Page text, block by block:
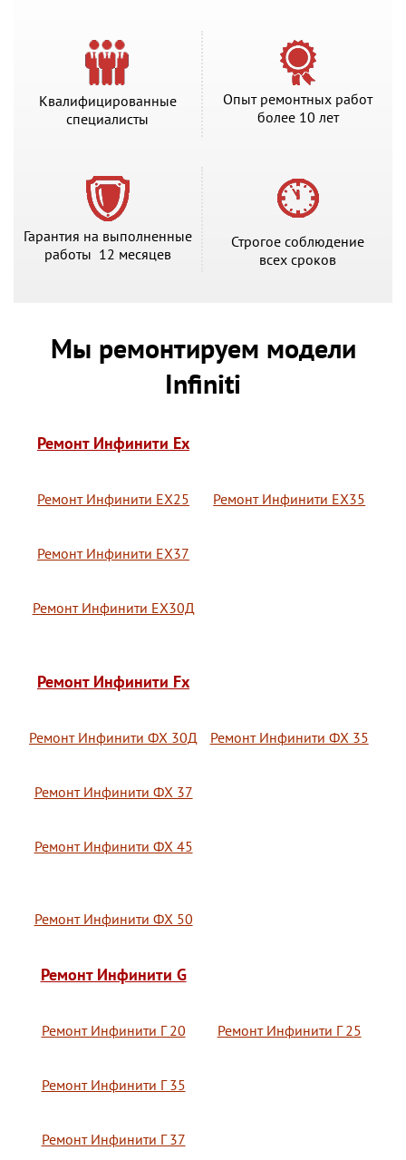
Квалифицированные
специалисты
Опыт ремонтных работ
более 10 лет
Гарантия на выполненные
работы 12 месяцев
Строгое соблюдение
всех сроков
Мы ремонтируем модели
Infiniti
Ремонт Инфинити Ex
Ремонт Инфинити ЕХ25 Ремонт Инфинити ЕХ35
Ремонт Инфинити ЕХ37
Ремонт Инфинити ЕХ30Д
Ремонт Инфинити Fx
Ремонт Инфинити ФХ 30Д Ремонт Инфинити ФХ 35
Ремонт Инфинити ФХ 37
Ремонт Инфинити ФХ 45
Ремонт Инфинити ФХ 50
Ремонт Инфинити G
Ремонт Инфинити Г 20 Ремонт Инфинити Г 25
Ремонт Инфинити Г 35
Ремонт Инфинити Г 37